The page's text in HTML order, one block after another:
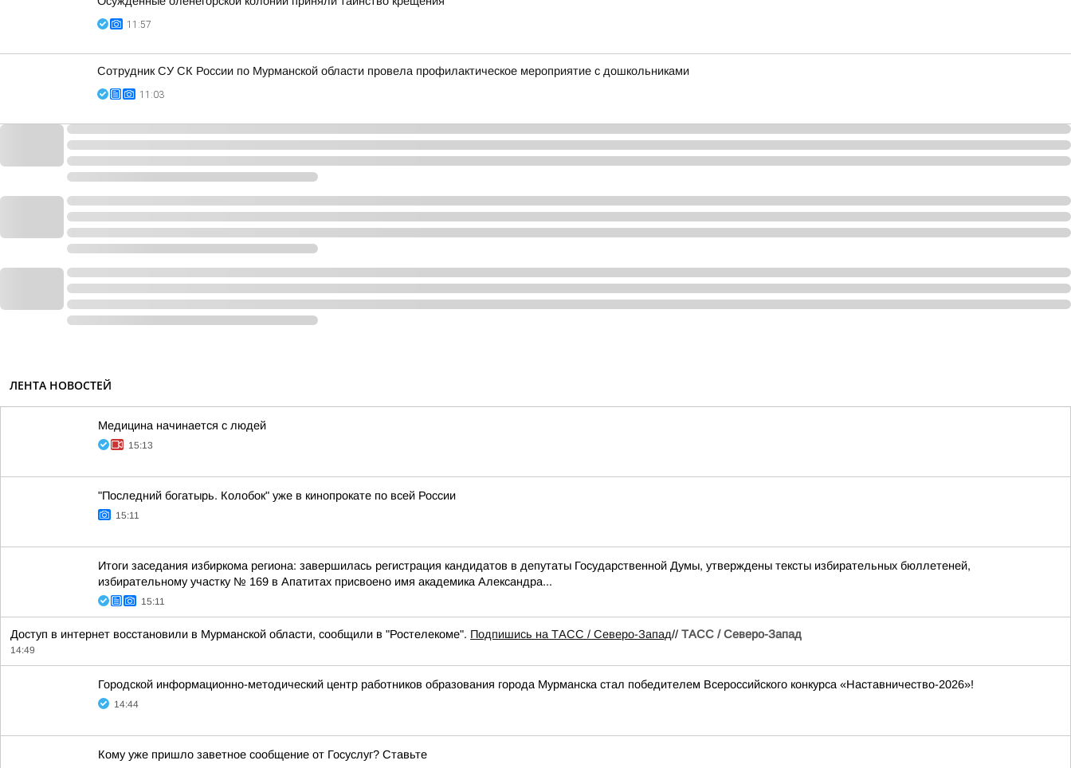
11:57
Сотрудник СУ СК России по Мурманской области провела профилактическое мероприятие с дошкольниками
11:03
ЛЕНТА НОВОСТЕЙ
Медицина начинается с людей
15:13
"Последний богатырь. Колобок" уже в кинопрокате по всей России
15:11
Итоги заседания избиркома региона: завершилась регистрация кандидатов в депутаты Государственной Думы, утверждены тексты избирательных бюллетеней,
избирательному участку № 169 в Апатитах присвоено имя академика Александра...
15:11
Доступ в интернет восстановили в Мурманской области, сообщили в "Ростелекоме". Подпишись на ТАСС / Северо-Запад// ТАСС / Северо-Запад
14:49
Городской информационно-методический центр работников образования города Мурманска стал победителем Всероссийского конкурса «Наставничество-2026»!
14:44
Кому уже пришло заветное сообщение от Госуслуг? Ставьте